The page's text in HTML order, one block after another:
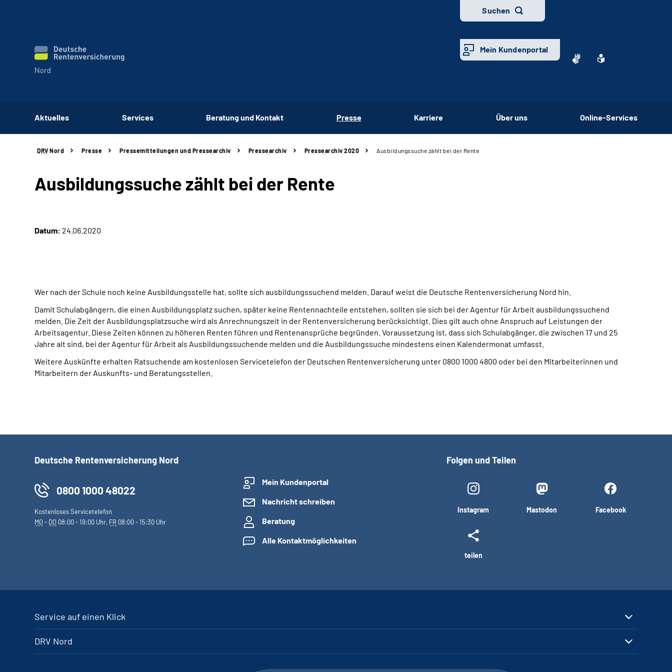
Suchen
Mein Kundenportal
Aktuelles Services Beratung und Kontakt Presse Karriere Über uns Online-Services
DRV Nord Presse Pressemitteilungen und Pressearchiv Pressearchiv Pressearchiv 2020 Ausbildungssuche zählt bei der Rente
Ausbildungssuche zählt bei der Rente
Datum: 24.06.2020
Wer nach der Schule noch keine Ausbildungsstelle hat, sollte sich ausbildungssuchend melden. Darauf weist die Deutsche Rentenversicherung Nord hin.
Damit Schulabgängern, die einen Ausbildungsplatz suchen, später keine Rentennachteile entstehen, sollten sie sich bei der Agentur für Arbeit ausbildungssuchend
melden. Die Zeit der Ausbildungsplatzsuche wird als Anrechnungszeit in der Rentenversicherung berücksichtigt. Dies gilt auch ohne Anspruch auf Leistungen der
Arbeitsagentur. Diese Zeiten können zu höheren Renten führen und Rentenansprüche begründen. Voraussetzung ist, dass sich Schulabgänger, die zwischen 17 und 25
Jahre alt sind, bei der Agentur für Arbeit als Ausbildungssuchende melden und die Ausbildungssuche mindestens einen Kalendermonat umfasst.
Weitere Auskünfte erhalten Ratsuchende am kostenlosen Servicetelefon der Deutschen Rentenversicherung unter 0800 1000 4800 oder bei den Mitarbeiterinnen und
Mitarbeitern der Auskunfts- und Beratungsstellen.
Deutsche Rentenversicherung Nord
0800 1000 48022
Kostenloses Servicetelefon
MO- DO 08:00 - 19:00 Uhr, FR 08:00 - 15:30 Uhr
Mein Kundenportal
Nachricht schreiben
Beratung
Alle Kontaktmöglichkeiten
Folgen und Teilen
Instagram Mastodon Facebook
teilen
Service auf einen Klick
DRV Nord